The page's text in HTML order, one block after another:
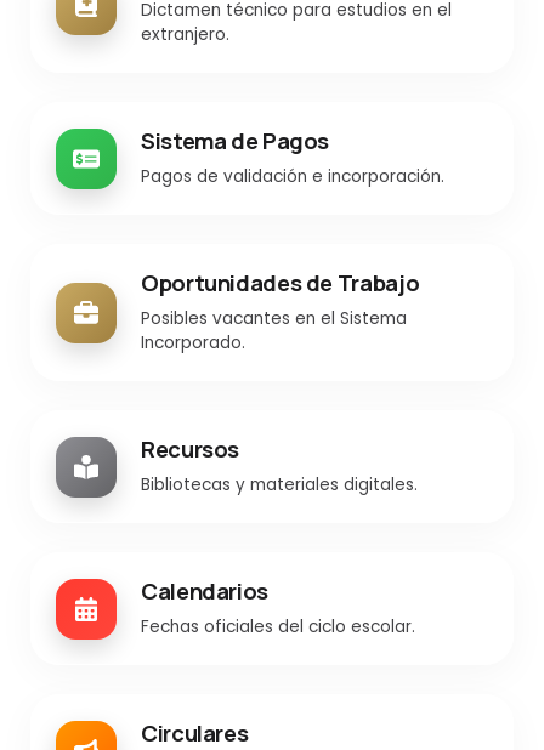
Dictamen técnico para estudios en el
extranjero.
Sistema de Pagos
Pagos de validación e incorporación.
Oportunidades de Trabajo
Posibles vacantes en el Sistema
Incorporado.
Recursos
Bibliotecas y materiales digitales.
Calendarios
Fechas oficiales del ciclo escolar.
Circulares